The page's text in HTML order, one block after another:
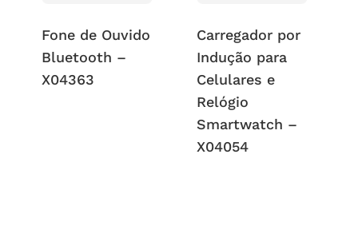
Fone de Ouvido
Bluetooth –
X04363
Carregador por
Indução para
Celulares e
Relógio
Smartwatch –
X04054